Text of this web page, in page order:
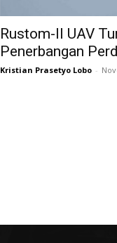
Rustom-II UAV
Penerbangan
Kristian Prasetyo Lobo -